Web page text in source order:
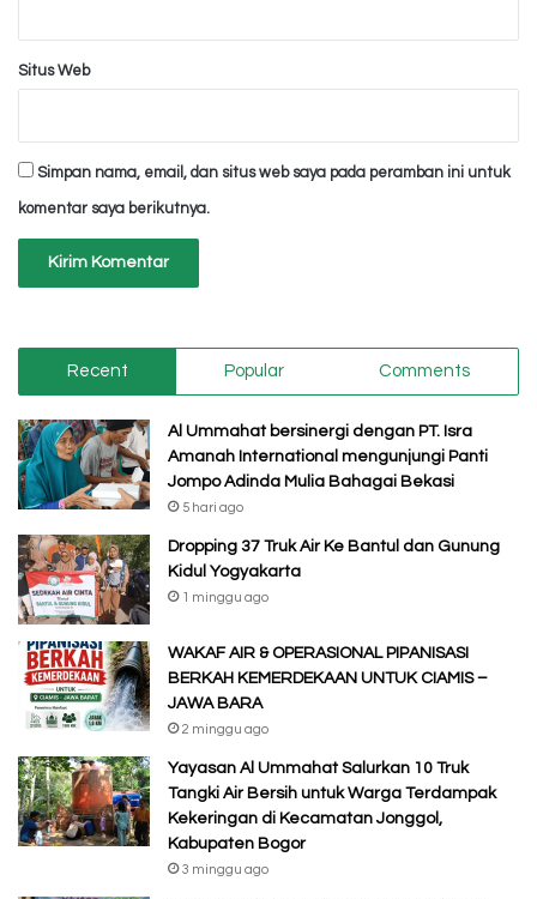
Situs Web
Simpan nama, email, dan situs web saya pada peramban ini untuk
komentar saya berikutnya.
Recent Popular Comments
Al Ummahat bersinergi dengan PT. Isra
Amanah International mengunjungi Panti
Jompo Adinda Mulia Bahagai Bekasi
5 hari ago
Dropping 37 Truk Air Ke Bantul dan Gunung
Kidul Yogyakarta
1 minggu ago
WAKAF AIR & OPERASIONAL PIPANISASI
BERKAH KEMERDEKAAN UNTUK CIAMIS –
JAWA BARA
2 minggu ago
Yayasan Al Ummahat Salurkan 10 Truk
Tangki Air Bersih untuk Warga Terdampak
Kekeringan di Kecamatan Jonggol,
Kabupaten Bogor
3 minggu ago